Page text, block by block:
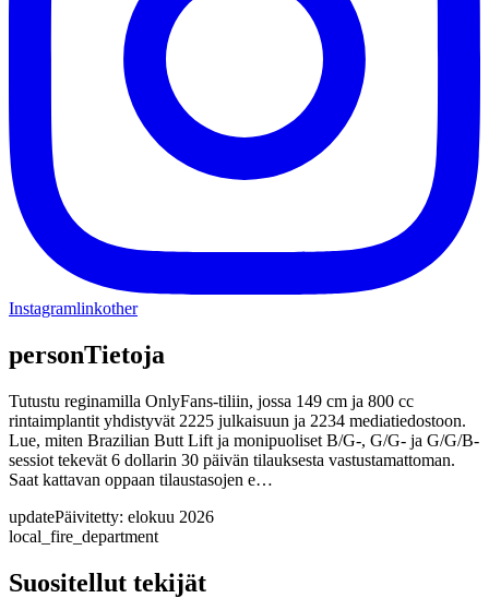
Instagramlinkother
personTietoja
Tutustu reginamilla OnlyFans-tiliin, jossa 149 cm ja 800 cc
rintaimplantit yhdistyvät 2225 julkaisuun ja 2234 mediatiedostoon.
Lue, miten Brazilian Butt Lift ja monipuoliset B/G-, G/G- ja G/G/B-
sessiot tekevät 6 dollarin 30 päivän tilauksesta vastustamattoman.
Saat kattavan oppaan tilaustasojen e…
updatePäivitetty: elokuu 2026
local_fire_department
Suositellut tekijät